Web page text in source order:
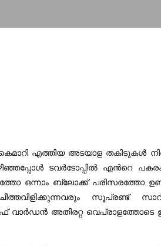
എത്തിയ അടയാള തകിടുകള്‍
ടവര്‍ടോപ്പില്‍ എന്‍റെ
ഒന്നാം ബ്ലോക്ക്‌
സൂപ്രണ്ട്‌
വാര്‍ഡന്‍ അതിരറ്റ വെപ്രാളത്തോടെ